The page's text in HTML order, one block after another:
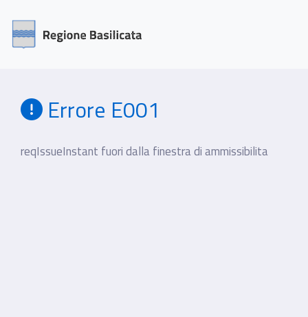
Errore E001
reqIssueInstant fuori dalla finestra di ammissibilita